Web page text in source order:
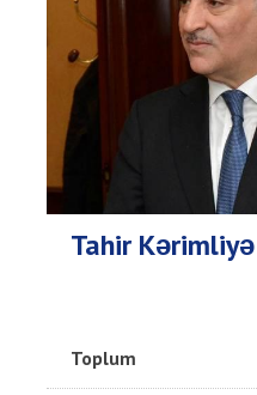
Tahir
Toplum